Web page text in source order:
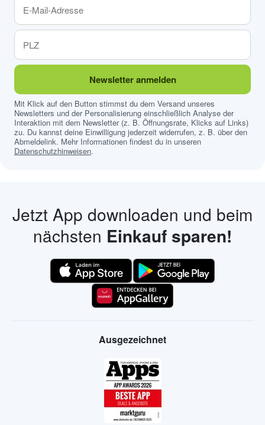
Newsletter anmelden
Mit Klick auf den Button stimmst du dem Versand unseres
Newsletters und der Personalisierung einschließlich Analyse der
Interaktion mit dem Newsletter (z. B. Öffnungsrate, Klicks auf Links)
zu. Du kannst deine Einwilligung jederzeit widerrufen, z. B. über den
Abmeldelink. Mehr Informationen findest du in unseren
Datenschutzhinweisen.
Jetzt App downloaden und beim
nächsten Einkauf sparen!
Ausgezeichnet